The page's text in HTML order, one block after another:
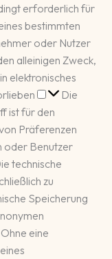
erforderlich für
bestimmten
oder Nutzer
alleinigen Zweck,
elektronisches
Vorlieben
Die
ist für den
Präferenzen
oder Benutzer
technische
zu
Speicherung
eine